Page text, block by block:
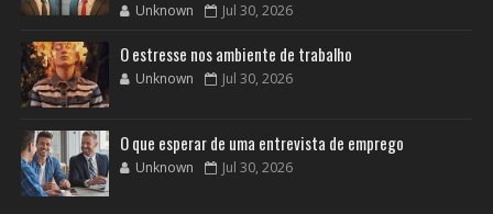
Unknown Jul 30, 2026
O estresse nos ambiente de trabalho
Unknown Jul 30, 2026
O que esperar de uma entrevista de emprego
Unknown Jul 30, 2026